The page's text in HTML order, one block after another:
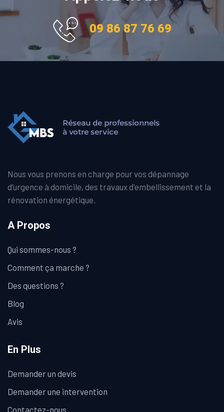
09 86 87 76 69
Nous vous prenons en charge pour vos dépannage
d’urgence à domicile, des travaux d'embellissement et la
rénovation énergétique.
A Propos
Qui sommes-nous ?
Comment ça marche ?
Des questions ?
Blog
Avis
En Plus
Demander un devis
Demander une intervention
Contactez-nous